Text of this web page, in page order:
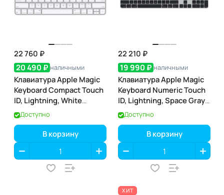
22 760 ₽
20 490 ₽ наличными
Клавиатура Apple Magic
Keyboard Compact Touch
ID, Lightning, White
(белая) (MK293)
Доступно
В корзину
22 210 ₽
19 990 ₽ наличными
Клавиатура Apple Magic
Keyboard Numeric Touch
ID, Lightning, Space Gray
(тёмно-серая) (MMMR3)
Доступно
В корзину
ХИТ